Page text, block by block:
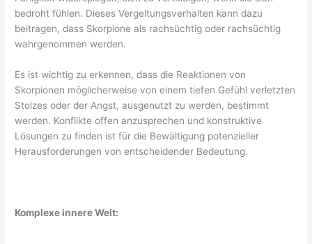
bedroht fühlen. Dieses Vergeltungsverhalten kann dazu
beitragen, dass Skorpione als rachsüchtig oder rachsüchtig
wahrgenommen werden.
Es ist wichtig zu erkennen, dass die Reaktionen von
Skorpionen möglicherweise von einem tiefen Gefühl verletzten
Stolzes oder der Angst, ausgenutzt zu werden, bestimmt
werden. Konflikte offen anzusprechen und konstruktive
Lösungen zu finden ist für die Bewältigung potenzieller
Herausforderungen von entscheidender Bedeutung.
Komplexe innere Welt: